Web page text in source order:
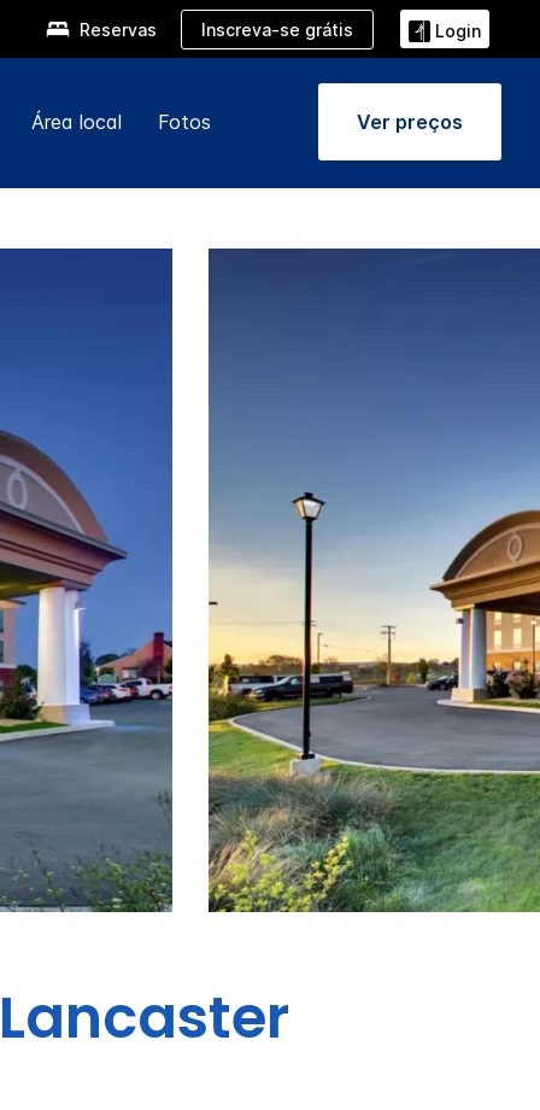
Reservas Inscreva-se grátis Login
Área local Fotos Ver preços
Lancaster